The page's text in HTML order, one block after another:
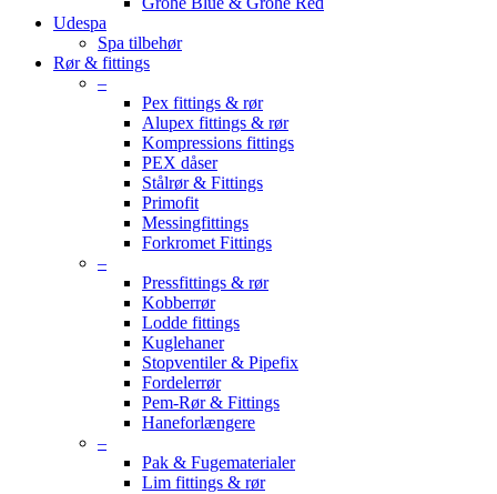
Udespa
Spa tilbehør
Rør & fittings
–
Pex fittings & rør
Alupex fittings & rør
Kompressions fittings
PEX dåser
Stålrør & Fittings
Primofit
Messingfittings
Forkromet Fittings
–
Pressfittings & rør
Kobberrør
Lodde fittings
Kuglehaner
Stopventiler & Pipefix
Fordelerrør
Pem-Rør & Fittings
Haneforlængere
–
Pak & Fugematerialer
Lim fittings & rør